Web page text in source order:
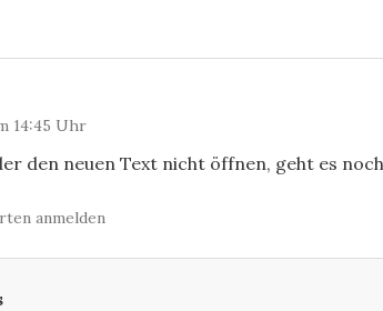
14:45 Uhr
den neuen Text nicht öffnen, geht es
anmelden